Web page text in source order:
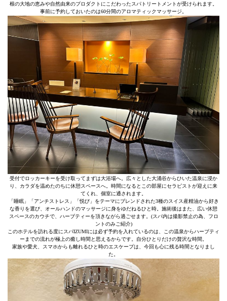
根の大地の恵みや自然由来のプロダクトにこだわったスパトリートメントが受けられます。
事前に予約しておいたのは60分間のアロマティックマッサージ。
受付でロッカーキーを受け取ってまずは大浴場へ。広々とした大涌谷からひいた温泉に浸か
り、カラダを温めたのちに休憩スペースへ。時間になるとこの部屋にセラピストが迎えに来
てくれ、個室に通されます。
「睡眠」「アンチストレス」「悦び」をテーマにブレンドされた3種のスイス産精油から好き
な香りを選び、オールハンドのマッサージに身をゆだねるひと時。施術後はまた、広い休憩
スペースのカウチで、ハーブティーを頂きながら過ごせます。(スパ内は撮影禁止の為、フロ
ントのみご紹介)
このホテルを訪れる度にスパIZUMIには必ず予約を入れているのは、この温泉からハーブティ
ーまでの流れが極上の癒し時間と思えるからです。自分ひとりだけの贅沢な時間。
家族や愛犬、スマホからも離れるひと時のエスケープは、今回も心に残る時間となりまし
た。